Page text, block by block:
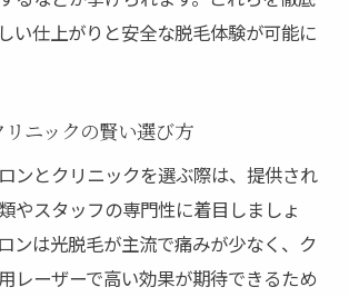
い仕上がりと安全な脱毛体験が可能に
ニックの賢い選び方
ンとクリニックを選ぶ際は、提供され
やスタッフの専門性に着目しましょ
ンは光脱毛が主流で痛みが少なく、ク
レーザーで高い効果が期待できるため